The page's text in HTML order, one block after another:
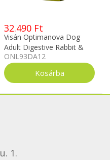
32.490 Ft
Visán Optimanova Dog
Adult Digestive Rabbit &
Potato 12kg
ONL93DA12
1.